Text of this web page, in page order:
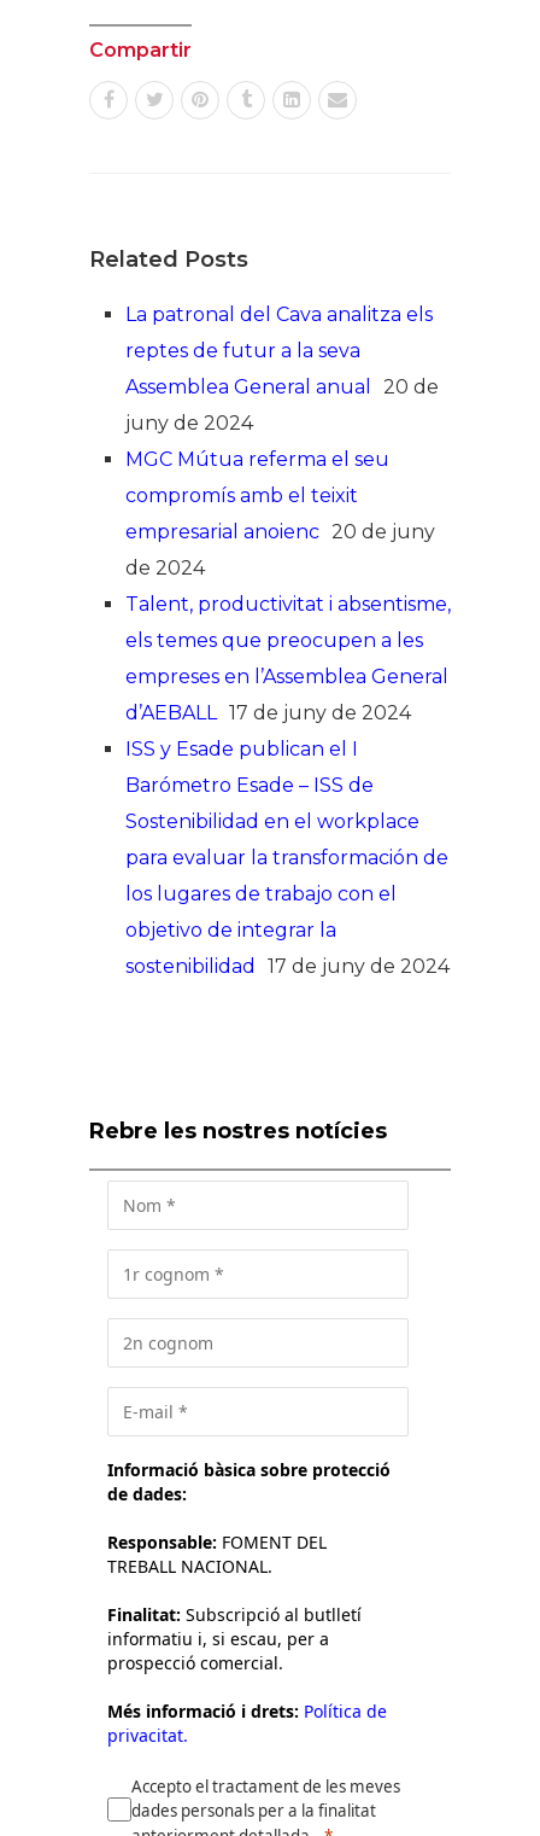
Compartir
Related Posts
La patronal del Cava analitza els
reptes de futur a la seva
Assemblea General anual
20 de
juny de 2024
MGC Mútua referma el seu
compromís amb el teixit
empresarial anoienc 20 de juny
de 2024
Talent, productivitat i absentisme,
els temes que preocupen a les
empreses en l’Assemblea General
d’AEBALL 17 de juny de 2024
ISS y Esade publican el I
Barómetro Esade – ISS de
Sostenibilidad en el workplace
para evaluar la transformación de
los lugares de trabajo con el
objetivo de integrar la
sostenibilidad
17 de juny de 2024
Rebre les nostres notícies
Informació bàsica sobre protecció
de dades:
Responsable: FOMENT DEL
TREBALL NACIONAL.
Finalitat: Subscripció al butlletí
informatiu i, si escau, per a
prospecció comercial.
Més informació i drets: Política de
privacitat.
Accepto el tractament de les meves
dades personals per a la finalitat